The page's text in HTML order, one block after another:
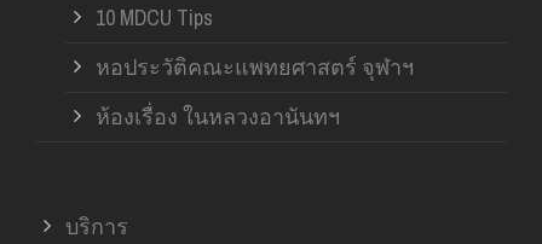
10 MDCU Tips
หอประวัติคณะแพทยศาสตร์ จุฬาฯ
ห้องเรื่อง ในหลวงอานันทฯ
บริการ